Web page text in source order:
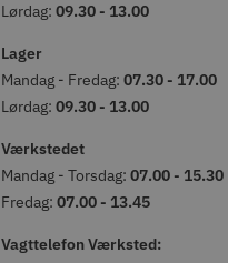
Lørdag: 09.30 - 13.00
Lager
Mandag - Fredag: 07.30 - 17.00
Lørdag: 09.30 - 13.00
Værkstedet
Mandag - Torsdag: 07.00 - 15.30
Fredag: 07.00 - 13.45
Vagttelefon Værksted: